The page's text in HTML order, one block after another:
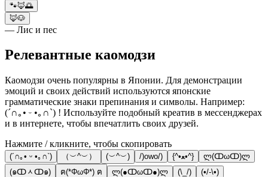
🐾🦊🌅
🦊🐶
— Лис и пес
Релевантные каомодзи
Каомодзи очень популярны в Японии. Для демонстрации
эмоций и своих действий используются японские
грамматические знаки препинания и символы. Например:
(´∩｡• ᵕ •｡∩`) ! Используйте подобный креатив в мессенджерах
и в интернете, чтобы впечатлить своих друзей.
Нажмите / кликните, чтобы скопировать
(´∩｡• ᵕ •｡∩`) （︶^︶） (︶^︶) /)owo/) {^•ﻌ•^}
ლ(ↀωↀ)ლ
(๑ↀᆺↀ๑)
ฅ(*ΦωΦ*) ฅ ლ(●ↀωↀ●)ლ (\_/) (•/-\•)